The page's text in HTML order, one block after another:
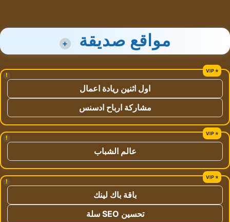
مواقع صديقة +
!
اول اثنين ريادة اعمال
مشاركة ارباح ادسنس
!
عالم الشباب
!
باقة باك لينك
تحسين SEO سلة